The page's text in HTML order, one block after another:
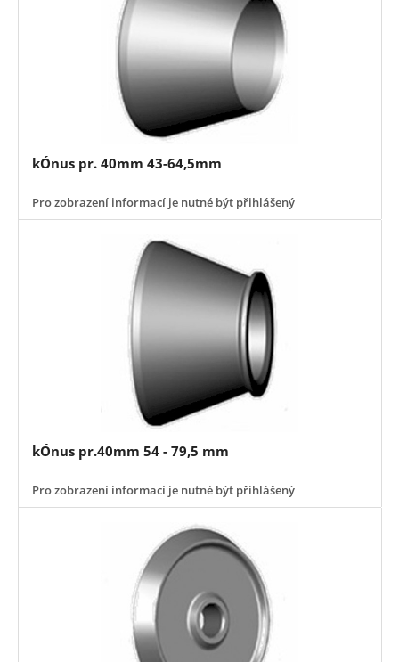
kÓnus pr. 40mm 43-64,5mm
Pro zobrazení informací je nutné být přihlášený
kÓnus pr.40mm 54 - 79,5 mm
Pro zobrazení informací je nutné být přihlášený